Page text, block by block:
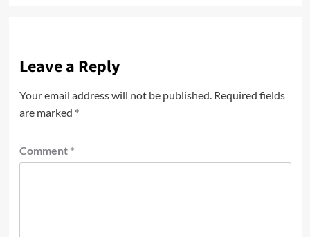
Leave a Reply
Your email address will not be published. Required fields
are marked *
Comment *